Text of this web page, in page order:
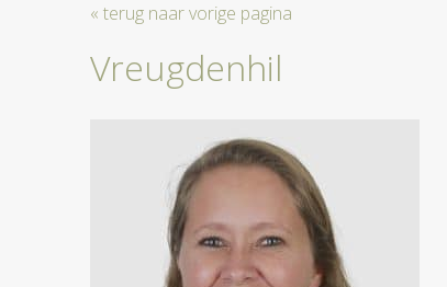
« terug naar vorige pagina
Vreugdenhil